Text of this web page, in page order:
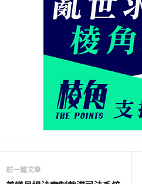
前一篇文章